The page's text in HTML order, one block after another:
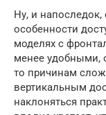
Ну, и
особенности
моделях с
менее удобными,
то причинам
вертикальным
наклоняться